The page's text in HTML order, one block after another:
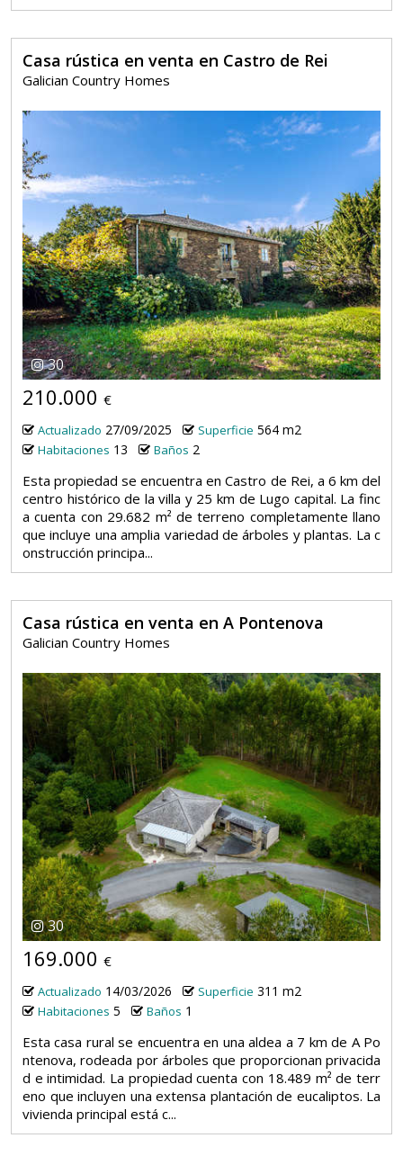
Casa rústica en venta en Castro de Rei
Galician Country Homes
30
210.000 €
Actualizado 27/09/2025 Superficie 564 m2
Habitaciones 13 Baños 2
Esta propiedad se encuentra en Castro de Rei, a 6 km del
centro histórico de la villa y 25 km de Lugo capital. La finc
a cuenta con 29.682 m² de terreno completamente llano
que incluye una amplia variedad de árboles y plantas. La c
onstrucción principa...
Casa rústica en venta en A Pontenova
Galician Country Homes
30
169.000 €
Actualizado 14/03/2026 Superficie 311 m2
Habitaciones 5 Baños 1
Esta casa rural se encuentra en una aldea a 7 km de A Po
ntenova, rodeada por árboles que proporcionan privacida
d e intimidad. La propiedad cuenta con 18.489 m² de terr
eno que incluyen una extensa plantación de eucaliptos. La
vivienda principal está c...